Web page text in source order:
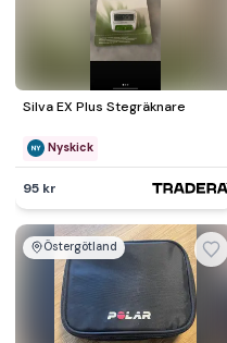
Silva EX Plus Stegräknare
Nyskick
95 kr
Östergötland